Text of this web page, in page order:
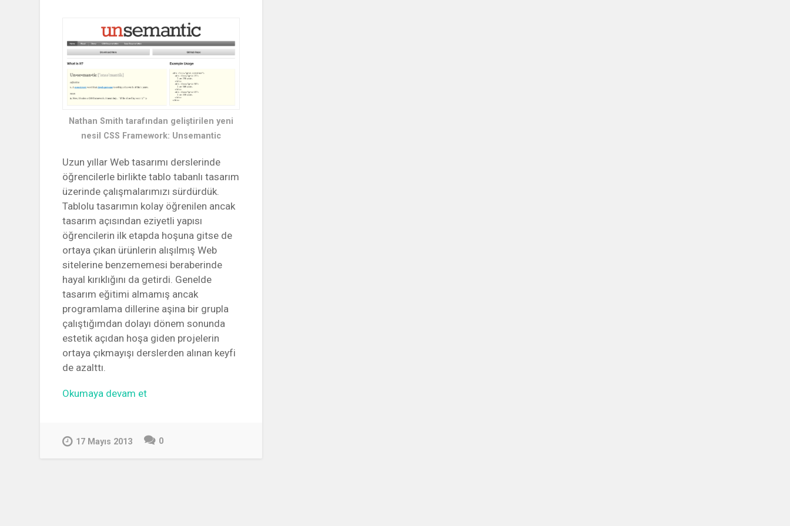
Nathan Smith tarafından geliştirilen yeni
nesil CSS Framework: Unsemantic
Uzun yıllar Web tasarımı derslerinde
öğrencilerle birlikte tablo tabanlı tasarım
üzerinde çalışmalarımızı sürdürdük.
Tablolu tasarımın kolay öğrenilen ancak
tasarım açısından eziyetli yapısı
öğrencilerin ilk etapda hoşuna gitse de
ortaya çıkan ürünlerin alışılmış Web
sitelerine benzememesi beraberinde
hayal kırıklığını da getirdi. Genelde
tasarım eğitimi almamış ancak
programlama dillerine aşina bir grupla
çalıştığımdan dolayı dönem sonunda
estetik açıdan hoşa giden projelerin
ortaya çıkmayışı derslerden alınan keyfi
de azalttı.
Okumaya devam et“Nathan
Platform:
17 Mayıs 2013 0